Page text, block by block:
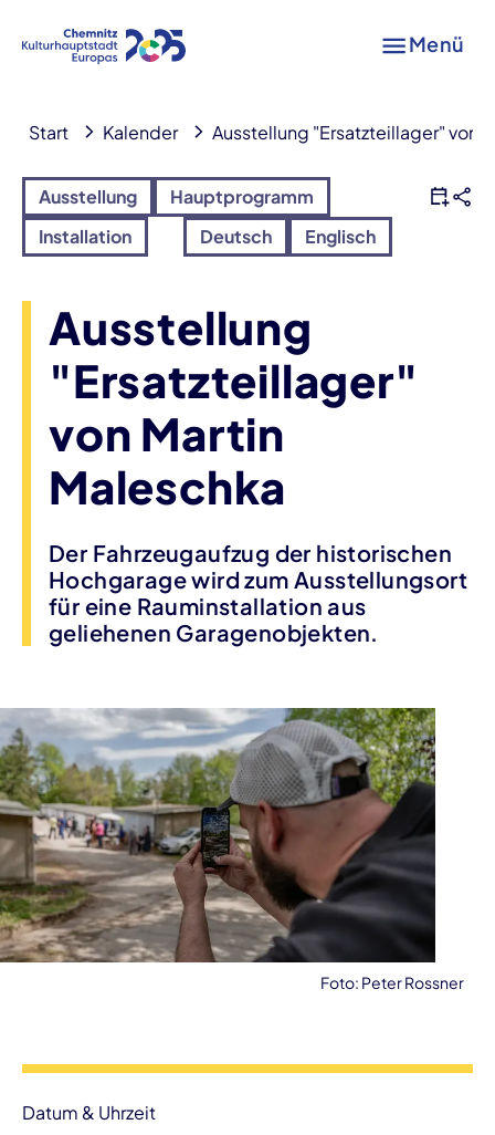
Menü
Start Kalender Ausstellung "Ersatzteillager" von
Ausstellung
Hauptprogramm
Installation
Deutsch Englisch
Ausstellung
"Ersatzteillager"
von Martin
Maleschka
Der Fahrzeugaufzug der historischen
Hochgarage wird zum Ausstellungsort
für eine Rauminstallation aus
geliehenen Garagenobjekten.
Foto: Peter Rossner
Datum & Uhrzeit